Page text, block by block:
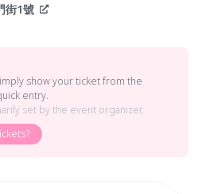
街1號
show your ticket from the
entry.
set by the event organizer.